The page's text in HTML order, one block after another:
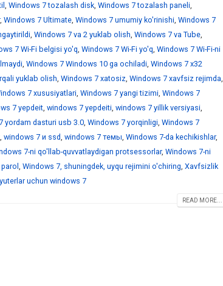
, Windows 7 tozalash disk, Windows 7 tozalash paneli,
, Windows 7 Ultimate, Windows 7 umumiy ko'rinishi, Windows 7
, Windows 7 va 2 yuklab olish, Windows 7 va Tube,
7 Wi-Fi belgisi yo'q, Windows 7 Wi-Fi yo'q, Windows 7 Wi-Fi-ni
, Windows 7 Windows 10 ga ochiladi, Windows 7 x32
yuklab olish, Windows 7 xatosiz, Windows 7 xavfsiz rejimda,
7 xususiyatlari, Windows 7 yangi tizimi, Windows 7
7 yepdeit, windows 7 yepdeiti, windows 7 yillik versiyasi,
yordam dasturi usb 3.0, Windows 7 yorqinligi, Windows 7
, windows 7 и ssd, windows 7 темы, Windows 7-da kechikishlar,
7-ni qo'llab-quvvatlaydigan protsessorlar, Windows 7-ni
, Windows 7, shuningdek, uyqu rejimini o'chiring, Xavfsizlik
uchun windows 7
READ MORE...